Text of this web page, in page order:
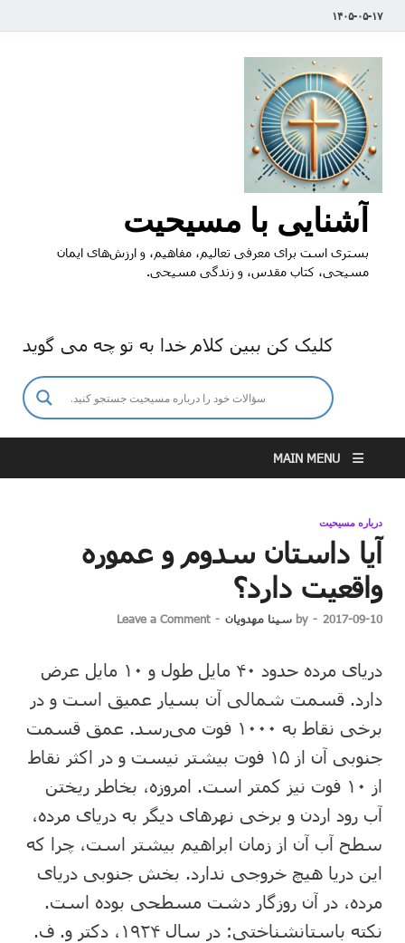
۱۴۰۵-۰۵-۱۷
آشنایی با مسیحیت
بستری است برای معرفی تعالیم، مفاهیم، و ارزش‌های ایمان
مسیحی، کتاب مقدس، و زندگی مسیحی.
کلیک کن ببین کلام خدا به تو چه می گوید
MAIN MENU
درباره مسیحیت
آیا داستان سدوم و عموره
واقعیت دارد؟
2017-09-10
-
by سینا مهدویان -
Leave a Comment
دریای‌ مرده‌ حدود ۴۰ مایل‌ طول‌ و ۱۰ مایل‌ عرض‌
دارد. قسمت‌ شمالی‌ آن‌ بسیار عمیق‌ است‌ و در
برخی‌ نقاط‌ به‌ ۱۰۰۰ فوت‌ می‌رسد. عمق‌ قسمت‌
جنوبی‌ آن‌ از ۱۵ فوت‌ بیشتر نیست‌ و در اکثر نقاط‌
از ۱۰ فوت‌ نیز کمتر است‌. امروزه‌، بخاطر ریختن‌
آب‌ رود اردن‌ و برخی‌ نهرهای‌ دیگر به‌ دریای‌ مرده‌،
سطح‌ آب‌ آن‌ از زمان‌ ابراهیم‌ بیشتر است‌، چرا که‌
این‌ دریا هیچ‌ خروجی‌ ندارد. بخش‌ جنوبی‌ دریای‌
مرده‌، در آن‌ روزگار دشت‌ مسطحی‌ بوده‌ است‌.
نکته‌ باستانشناختی‌: در سال‌ ۱۹۲۴، دکتر و. ف‌.